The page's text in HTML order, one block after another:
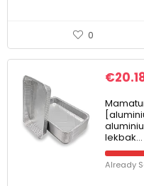
0
€
lekbak…
Already